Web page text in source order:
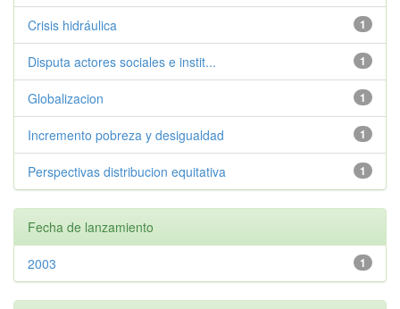
1
Crisis hidráulica
1
Disputa actores sociales e instit...
1
Globalizacion
1
Incremento pobreza y desigualdad
1
Perspectivas distribucion equitativa
Fecha de lanzamiento
1
2003